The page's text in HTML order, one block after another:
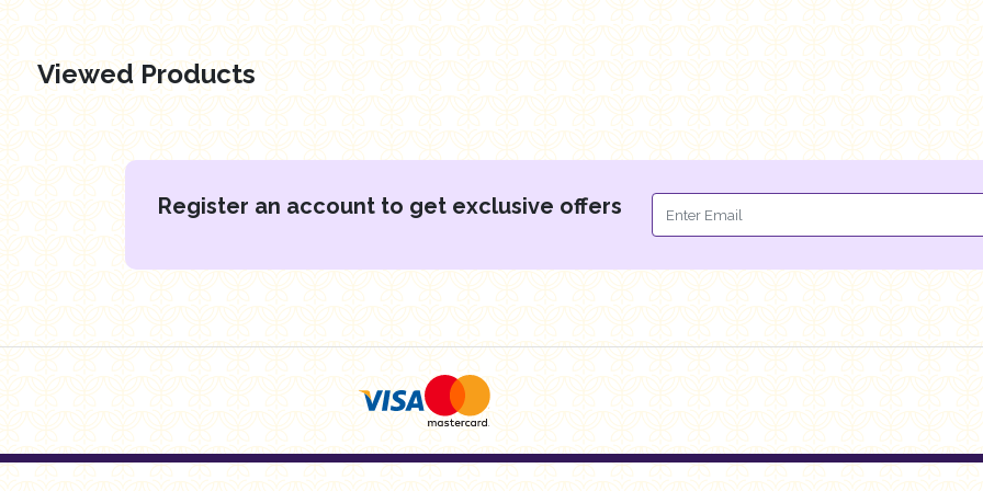
Viewed Products
Register an account to get exclusive offers